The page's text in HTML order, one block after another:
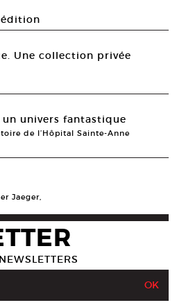
édition
Une collection privée
un univers fantastique
de l’Hôpital Sainte-Anne
Jaeger,